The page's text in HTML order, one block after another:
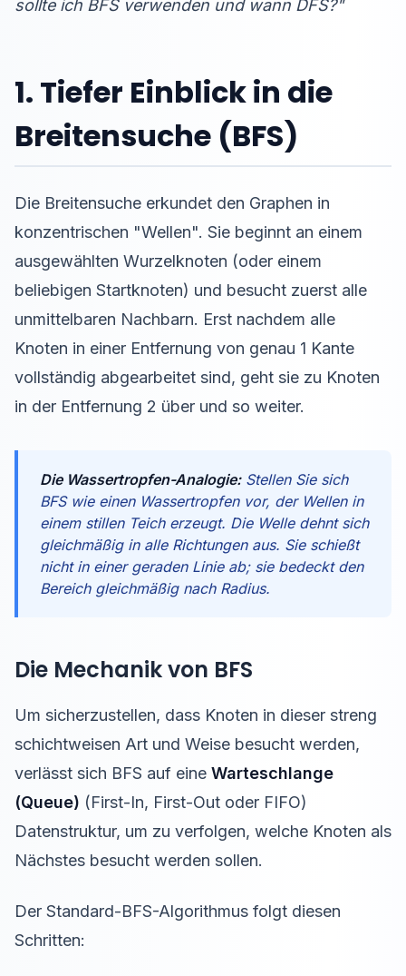
sollte ich BFS verwenden und wann DFS?"
1. Tiefer Einblick in die
Breitensuche (BFS)
Die Breitensuche erkundet den Graphen in
konzentrischen "Wellen". Sie beginnt an einem
ausgewählten Wurzelknoten (oder einem
beliebigen Startknoten) und besucht zuerst alle
unmittelbaren Nachbarn. Erst nachdem alle
Knoten in einer Entfernung von genau 1 Kante
vollständig abgearbeitet sind, geht sie zu Knoten
in der Entfernung 2 über und so weiter.
Die Wassertropfen-Analogie:Stellen Sie sich
BFS wie einen Wassertropfen vor, der Wellen in
einem stillen Teich erzeugt. Die Welle dehnt sich
gleichmäßig in alle Richtungen aus. Sie schießt
nicht in einer geraden Linie ab; sie bedeckt den
Bereich gleichmäßig nach Radius.
Die Mechanik von BFS
Um sicherzustellen, dass Knoten in dieser streng
schichtweisen Art und Weise besucht werden,
verlässt sich BFS auf eine Warteschlange
(Queue) (First-In, First-Out oder FIFO)
Datenstruktur, um zu verfolgen, welche Knoten als
Nächstes besucht werden sollen.
Der Standard-BFS-Algorithmus folgt diesen
Schritten: